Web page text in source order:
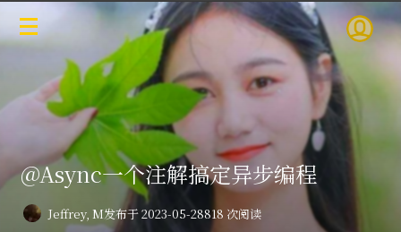
@Async一个注解搞定异步编程
Jeffrey, M发布于 2023-05-28818 次阅读